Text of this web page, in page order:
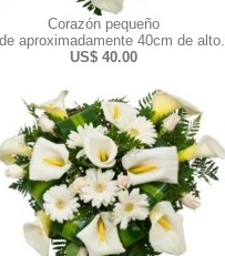
Corazón pequeño
aproximadamente 40cm de alto.
US$ 40.00